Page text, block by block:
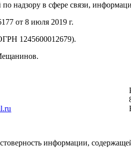
надзору в сфере связи,
от 8 июля 2019 г.
1245600012679).
информации,